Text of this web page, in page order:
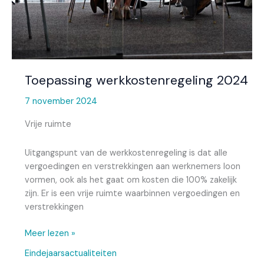
Toepassing werkkostenregeling 2024
7 november 2024
Vrije ruimte
Uitgangspunt van de werkkostenregeling is dat alle
vergoedingen en verstrekkingen aan werknemers loon
vormen, ook als het gaat om kosten die 100% zakelijk
zijn. Er is een vrije ruimte waarbinnen vergoedingen en
verstrekkingen
Meer lezen »
Eindejaarsactualiteiten